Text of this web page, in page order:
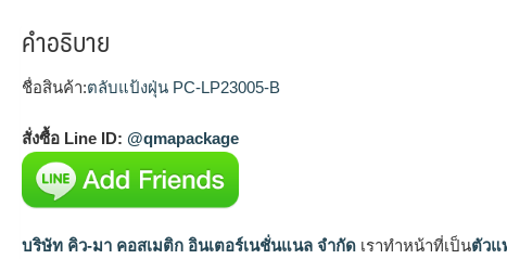
คำอธิบาย
ชื่อสินค้า:ตลับแป้งฝุ่น PC-LP23005-B
สั่งซื้อ Line ID: @qmapackage
บริษัท คิว-มา คอสเมติก อินเตอร์เนชั่นแนล จำกัด เราทำหน้าที่เป็นตัวแ